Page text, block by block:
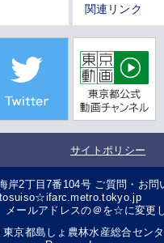
関連リンク
サイトポリシー
岸2丁目7番104号 ご質問・お問
tosuiso☆ifarc.metro.tokyo.jp
メールアドレスの＠を☆に変更
京都島しょ農林水産総合セン